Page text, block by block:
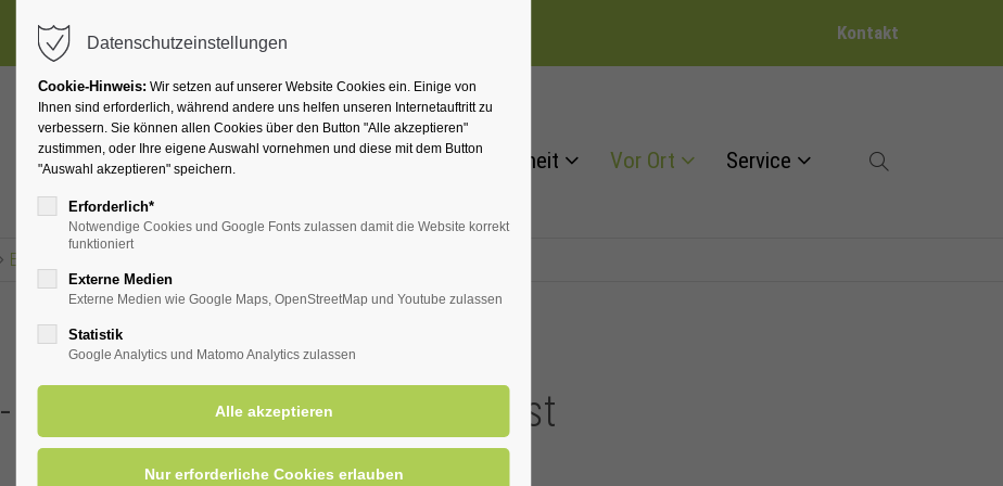
info@badwesternkotten.de Kontakt
Ihr Heilbad Übernachten Für Ihre Gesundheit Vor Ort Service
Eventsreader (Timeline)
Selbsthilfe bei Stress und Angst
Datenschutzeinstellungen
Cookie-Hinweis: Wir setzen auf unserer Website Cookies ein. Einige von
Ihnen sind erforderlich, während andere uns helfen unseren Internetauftritt zu
verbessern. Sie können allen Cookies über den Button "Alle akzeptieren"
zustimmen, oder Ihre eigene Auswahl vornehmen und diese mit dem Button
"Auswahl akzeptieren" speichern.
Erforderlich*
Notwendige Cookies und Google Fonts zulassen damit die Website korrekt
funktioniert
Externe Medien
Externe Medien wie Google Maps, OpenStreetMap und Youtube zulassen
Statistik
Google Analytics und Matomo Analytics zulassen